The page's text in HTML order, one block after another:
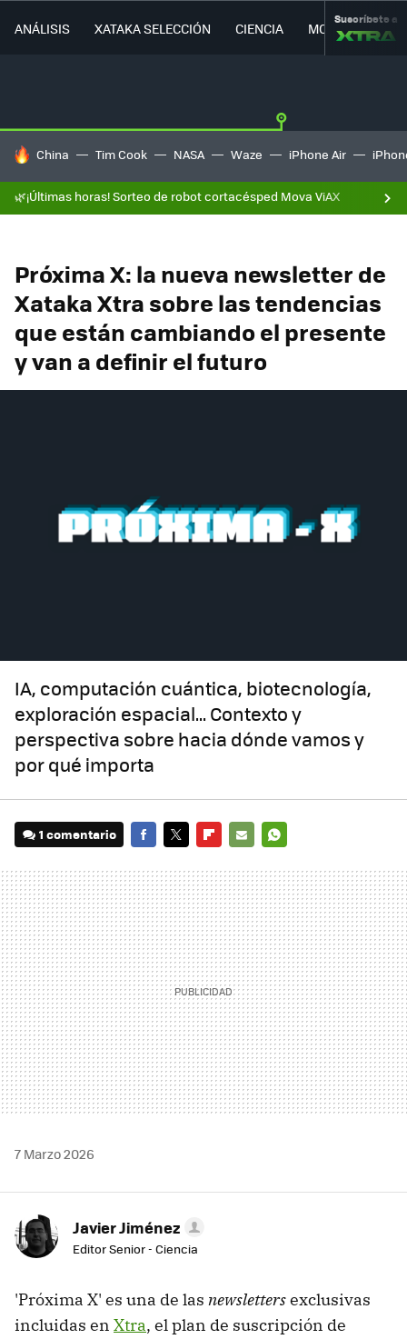
ANÁLISIS XATAKA SELECCIÓN CIENCIA MOVILIDAD
Suscríbete a
HOY SE HABLA DE
China Tim Cook NASA Waze iPhone Air
🌿¡Últimas horas! Sorteo de robot cortacésped Mova ViAX
Próxima X: la nueva newsletter de
Xataka Xtra sobre las tendencias
que están cambiando el presente
y van a definir el futuro
IA, computación cuántica, biotecnología,
exploración espacial... Contexto y
perspectiva sobre hacia dónde vamos y
por qué importa
1 comentario
MAIL
7 Marzo 2026
Javier Jiménez
Editor Senior - Ciencia
'Próxima X' es una de las newslettersexclusivas
incluidas en Xtra, el plan de suscripción de